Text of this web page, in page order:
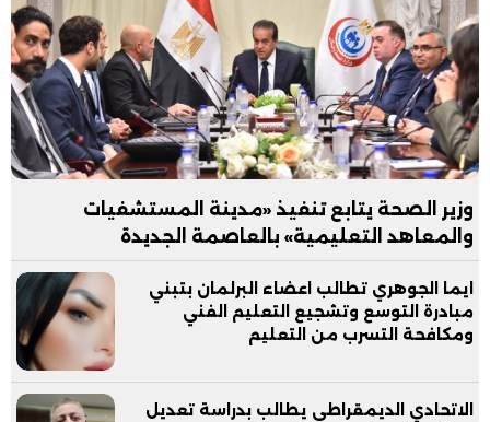
وزير الصحة يتابع تنفيذ «مدينة المستشفيات
والمعاهد التعليمية» بالعاصمة الجديدة
ايما الجوهري تطالب اعضاء البرلمان بتبني
مبادرة التوسع وتشجيع التعليم الفني
ومكافحة التسرب من التعليم
الاتحادي الديمقراطي يطالب بدراسة تعديل